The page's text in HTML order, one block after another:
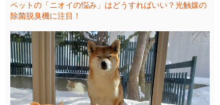
ペットの「ニオイの悩み」はどうすればいい？光触媒の
除菌脱臭機に注目！